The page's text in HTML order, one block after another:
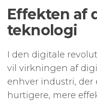
Effekten af
teknologi
I den digitale
vil virkningen af
enhver industri, der
hurtigere, mere